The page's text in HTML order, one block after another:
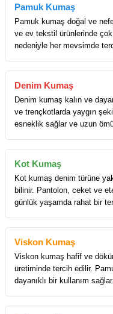
Pamuk Kumaş
Pamuk kumaş doğal ve
ve ev tekstil ürünlerinde çok
nedeniyle her mevsimde
Denim Kumaş
Denim kumaş kalın ve
ve trençkotlarda yaygın
esneklik sağlar ve uzun
Kot Kumaş
Kot kumaş denim türüne
bilinir. Pantolon, ceket ve
günlük yaşamda rahat bir
Viskon Kumaş
Viskon kumaş hafif ve
üretiminde tercih edilir.
dayanıklı bir kullanım sağlar.